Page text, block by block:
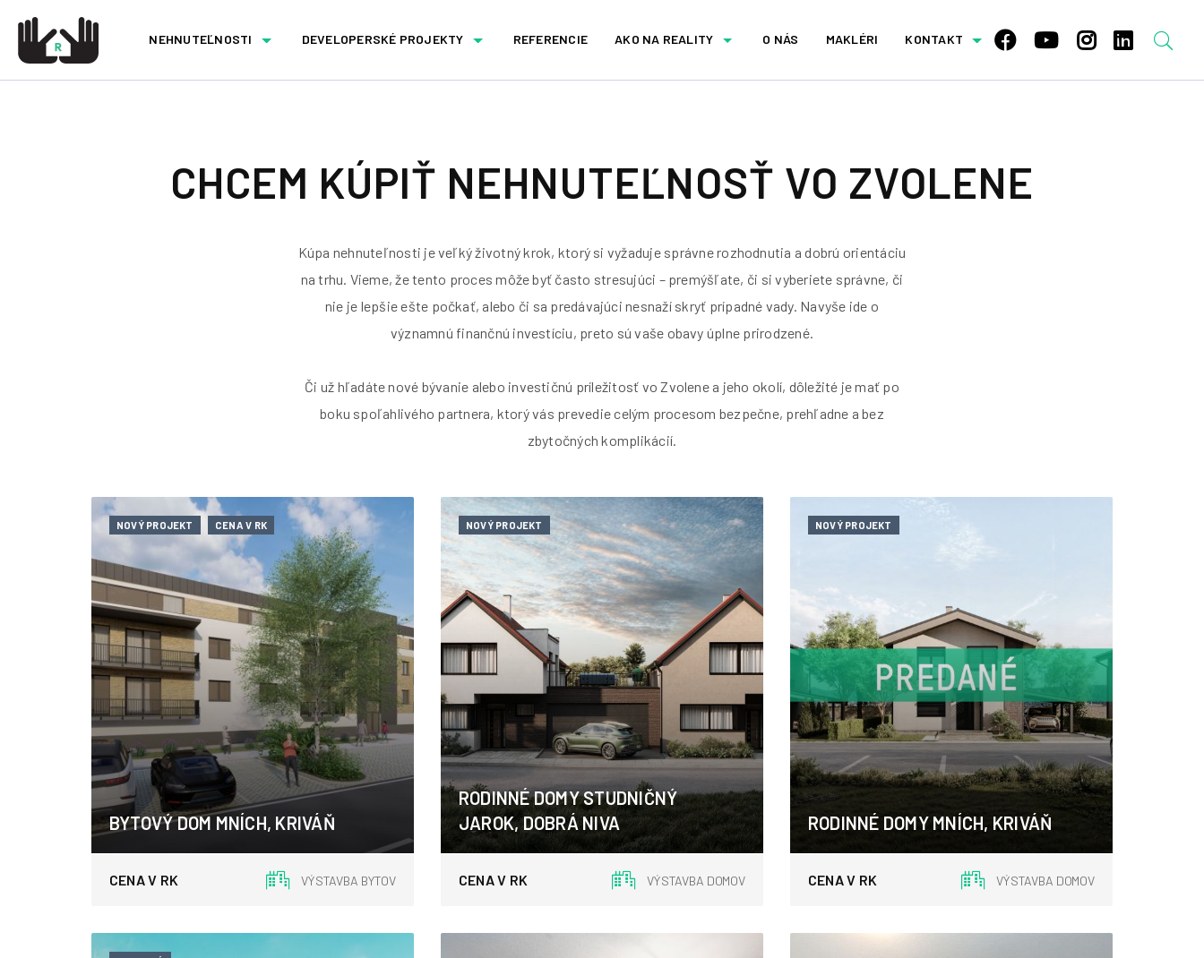
NEHNUTEĽNOSTI DEVELOPERSKÉ PROJEKTY REFERENCIE AKO NA REALITY O NÁS MAKLÉRI KONTAKT
CHCEM KÚPIŤ NEHNUTEĽNOSŤ VO ZVOLENE
Kúpa nehnuteľnosti je veľký životný krok, ktorý si vyžaduje správne rozhodnutia a dobrú orientáciu
na trhu. Vieme, že tento proces môže byť často stresujúci – premýšľate, či si vyberiete správne, či
nie je lepšie ešte počkať, alebo či sa predávajúci nesnaží skryť prípadné vady. Navyše ide o
významnú finančnú investíciu, preto sú vaše obavy úplne prirodzené.
Či už hľadáte nové bývanie alebo investičnú príležitosť vo Zvolene a jeho okolí, dôležité je mať po
boku spoľahlivého partnera, ktorý vás prevedie celým procesom bezpečne, prehľadne a bez
zbytočných komplikácií.
NOVÝ PROJEKT CENA V RK
BYTOVÝ DOM MNÍCH, KRIVÁŇ
Kriváň
VÝSTAVBA BYTOV
CENA V RK
NOVÝ PROJEKT
RODINNÉ DOMY STUDNIČNÝ
JAROK, DOBRÁ NIVA
E.M. Šoltésovej, Dobrá Niva
VÝSTAVBA DOMOV
CENA V RK
NOVÝ PROJEKT
RODINNÉ DOMY MNÍCH, KRIVÁŇ
Kriváň, Kriváň
VÝSTAVBA DOMOV
CENA V RK